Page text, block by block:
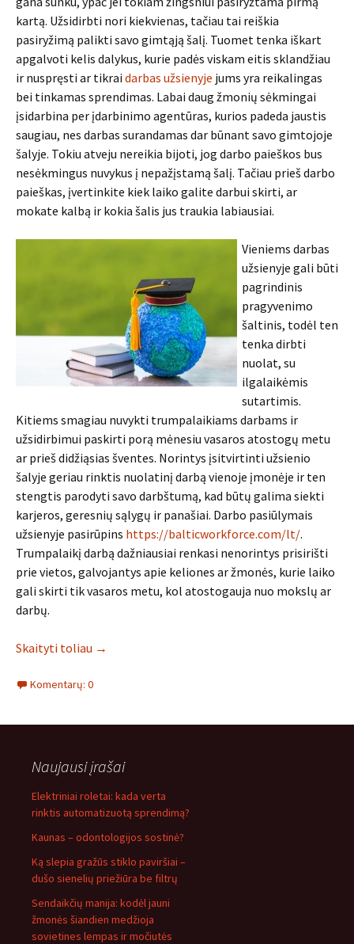
kartą. Užsidirbti nori kiekvienas, tačiau tai reiškia
pasiryžimą palikti savo gimtąją šalį. Tuomet tenka iškart
apgalvoti kelis dalykus, kurie padės viskam eitis sklandžiau
ir nuspręsti ar tikrai darbas užsienyje jums yra reikalingas
bei tinkamas sprendimas. Labai daug žmonių sėkmingai
įsidarbina per įdarbinimo agentūras, kurios padeda jaustis
saugiau, nes darbas surandamas dar būnant savo gimtojoje
šalyje. Tokiu atveju nereikia bijoti, jog darbo paieškos bus
nesėkmingus nuvykus į nepažįstamą šalį. Tačiau prieš darbo
paieškas, įvertinkite kiek laiko galite darbui skirti, ar
mokate kalbą ir kokia šalis jus traukia labiausiai.
Vieniems darbas
užsienyje gali būti
pagrindinis
pragyvenimo
šaltinis, todėl ten
tenka dirbti
nuolat, su
ilgalaikėmis
sutartimis.
Kitiems smagiau nuvykti trumpalaikiams darbams ir
užsidirbimui paskirti porą mėnesiu vasaros atostogų metu
ar prieš didžiąsias šventes. Norintys įsitvirtinti užsienio
šalyje geriau rinktis nuolatinį darbą vienoje įmonėje ir ten
stengtis parodyti savo darbštumą, kad būtų galima siekti
karjeros, geresnių sąlygų ir panašiai. Darbo pasiūlymais
užsienyje pasirūpins https://balticworkforce.com/lt/.
Trumpalaikį darbą dažniausiai renkasi nenorintys prisirišti
prie vietos, galvojantys apie keliones ar žmonės, kurie laiko
gali skirti tik vasaros metu, kol atostogauja nuo mokslų ar
darbų.
Skaityti toliau →
Komentarų: 0
Naujausi įrašai
Elektriniai roletai: kada verta
rinktis automatizuotą sprendimą?
Kaunas – odontologijos sostinė?
Ką slepia gražūs stiklo paviršiai –
dušo sienelių priežiūra be filtrų
Sendaikčių manija: kodėl jauni
žmonės šiandien medžioja
sovietines lempas ir močiutės